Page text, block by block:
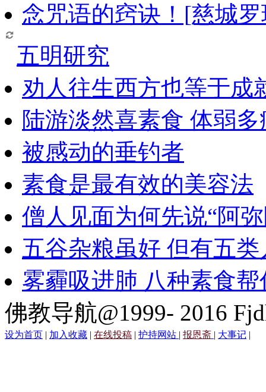
念咒语的窍诀！[慈城
五明研究
劝人往生西方也等于成
陆游淡然喜素食 体弱
被感动的垂钓者
素食是最有效的美容法
僧人见面为何先说“阿
五谷杂粮虽好 但有五
雾霾吸进肺 八种素食帮
佛教导航@1999- 2016
设为首页 | 加入收藏 | 在线投稿 | 护持网站 | 报恩斋 | 大事记 |